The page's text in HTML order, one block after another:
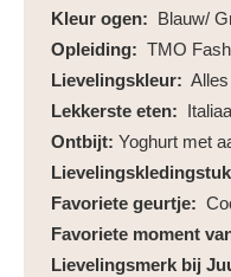
Kleur ogen: Blauw/
Opleiding: TMO
Lievelingskleur:
Lekkerste eten:
Ontbijt: Yoghurt met
Favoriete geurtje:
Favoriete moment
Lievelingsmerk bij